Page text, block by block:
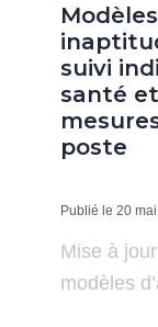
suivi
santé
poste
Publié le 20
Mise à
modèles